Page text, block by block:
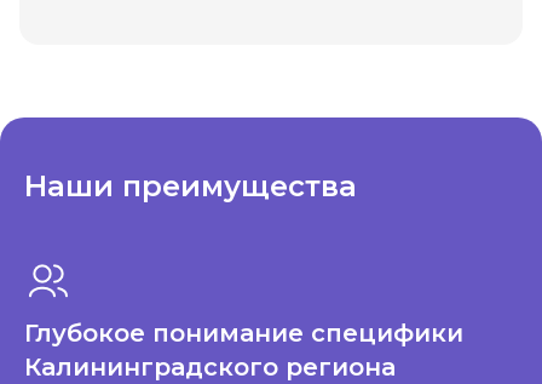
Наши преимущества
Глубокое понимание специфики
Калининградского региона